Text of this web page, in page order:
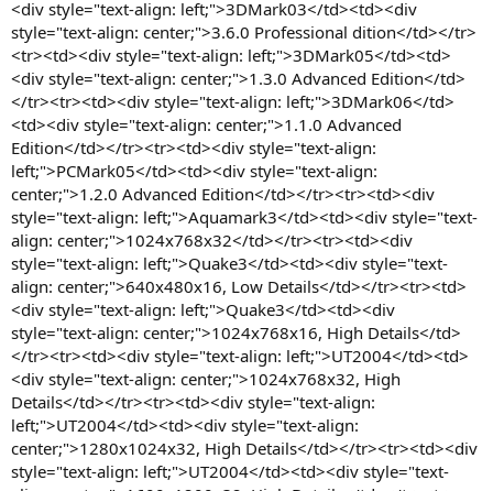
<div style="text-align: left;">3DMark03</td><td><div
style="text-align: center;">3.6.0 Professional dition</td></tr>
<tr><td><div style="text-align: left;">3DMark05</td><td>
<div style="text-align: center;">1.3.0 Advanced Edition</td>
</tr><tr><td><div style="text-align: left;">3DMark06</td>
<td><div style="text-align: center;">1.1.0 Advanced
Edition</td></tr><tr><td><div style="text-align:
left;">PCMark05</td><td><div style="text-align:
center;">1.2.0 Advanced Edition</td></tr><tr><td><div
style="text-align: left;">Aquamark3</td><td><div style="text-
align: center;">1024x768x32</td></tr><tr><td><div
style="text-align: left;">Quake3</td><td><div style="text-
align: center;">640x480x16, Low Details</td></tr><tr><td>
<div style="text-align: left;">Quake3</td><td><div
style="text-align: center;">1024x768x16, High Details</td>
</tr><tr><td><div style="text-align: left;">UT2004</td><td>
<div style="text-align: center;">1024x768x32, High
Details</td></tr><tr><td><div style="text-align:
left;">UT2004</td><td><div style="text-align:
center;">1280x1024x32, High Details</td></tr><tr><td><div
style="text-align: left;">UT2004</td><td><div style="text-